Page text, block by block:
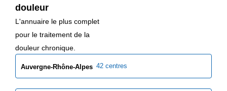
douleur
L'annuaire le plus complet
pour le traitement de la
douleur chronique.
Auvergne-Rhône-Alpes 42 centres